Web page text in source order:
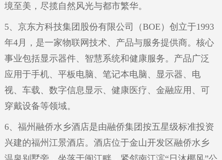
境至美，尽揽自然风光与都市繁华。
5、京东方科技集团股份有限公司（BOE）创立于1993
年4月，是一家物联网技术、产品与服务提供商。核心
事业包括显示器件、智慧系统和健康服务。产品广泛
应用于手机、平板电脑、笔记本电脑、显示器、电
视、车载、数字信息显示、健康医疗、金融应用、可
穿戴设备等领域。
6、福州融侨水乡酒店是由融侨集团按五星级标准投资
兴建的福州江景酒店。酒店位于金山开发区融侨水乡